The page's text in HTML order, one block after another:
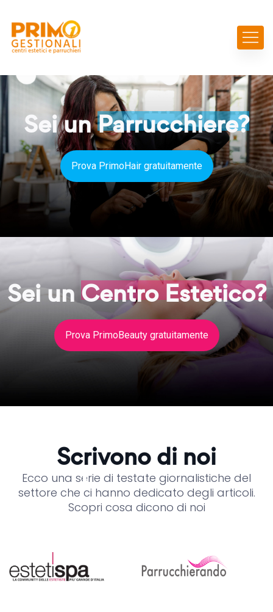
Sei unParrucchiere?
Prova PrimoHair gratuitamente
Sei unCentro Estetico?
Prova PrimoBeauty gratuitamente
Scrivono di noi
Ecco una serie di testate giornalistiche del
settore che ci hanno dedicato degli articoli.
Scopri cosa dicono di noi